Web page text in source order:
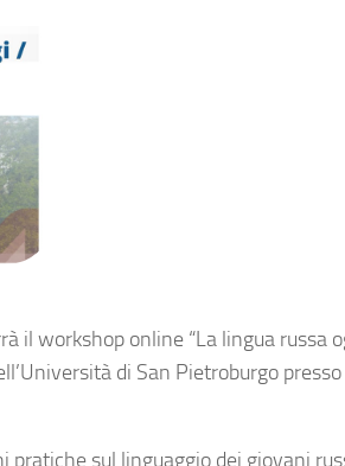
il workshop online “La lingua russa
di San Pietroburgo
sul linguaggio dei giovani